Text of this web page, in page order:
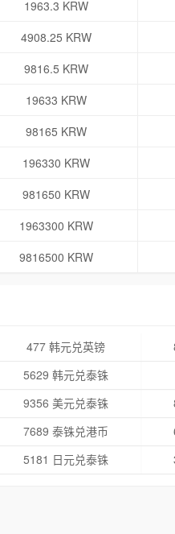
1963.3 KRW
4908.25 KRW
9816.5 KRW
19633 KRW
98165 KRW
196330 KRW
981650 KRW
1963300 KRW
9816500 KRW
477 韩元兑英镑
5629 韩元兑泰铢
9356 美元兑泰铢
7689 泰铢兑港币
5181 日元兑泰铢